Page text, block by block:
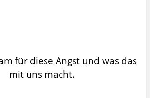
für diese Angst und was das
mit uns macht.